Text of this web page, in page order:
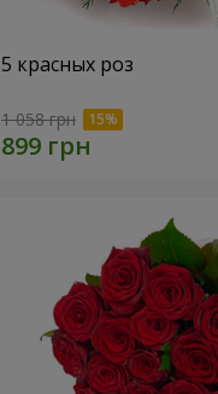
5 красных роз
1 058 грн